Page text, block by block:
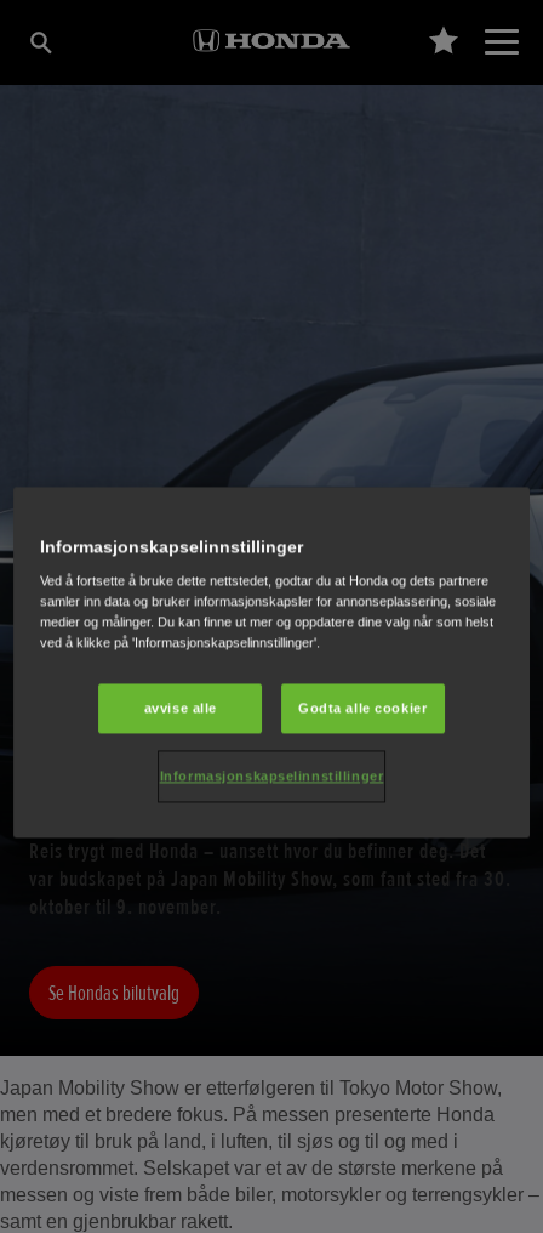
HONDAS BREDDE BLE VIST
FREM PÅ JAPAN MOBILITY
SHOW
Reis trygt med Honda – uansett hvor du befinner deg. Det
var budskapet på Japan Mobility Show, som fant sted fra 30.
oktober til 9. november.
Se Hondas bilutvalg
Japan Mobility Show er etterfølgeren til Tokyo Motor Show,
men med et bredere fokus. På messen presenterte Honda
kjøretøy til bruk på land, i luften, til sjøs og til og med i
verdensrommet. Selskapet var et av de største merkene på
messen og viste frem både biler, motorsykler og terrengsykler –
samt en gjenbrukbar rakett.
Informasjonskapselinnstillinger
Ved å fortsette å bruke dette nettstedet, godtar du at Honda og dets partnere
samler inn data og bruker informasjonskapsler for annonseplassering, sosiale
medier og målinger. Du kan finne ut mer og oppdatere dine valg når som helst
ved å klikke på 'Informasjonskapselinnstillinger'.
avvise alle Godta alle cookier
Informasjonskapselinnstillinger